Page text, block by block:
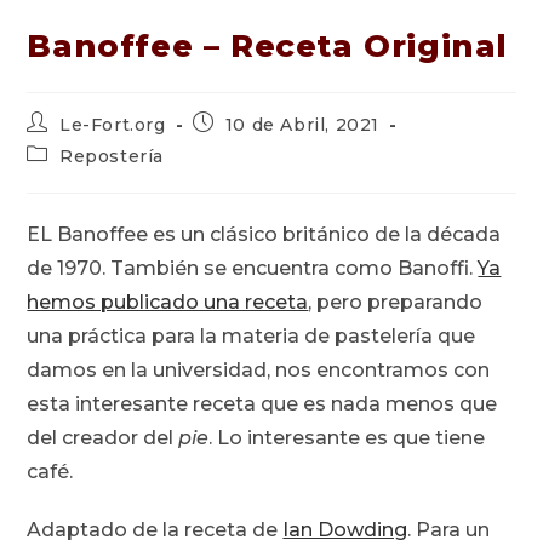
Banoffee – Receta Original
Autor
de
la
Le-Fort.org
Publicación
10 de Abril, 2021
Categoría
entrada:
Repostería
EL Banoffee es un clásico británico de la década
de 1970. También se encuentra como Banoffi.Ya
hemos publicado una receta, pero preparando
una práctica para la materia de pastelería que
damos en la universidad, nos encontramos con
esta interesante receta que es nada menos que
del creador delpie. Lo interesante es que tiene
café.
Adaptado de la receta de Ian Dowding. Para un